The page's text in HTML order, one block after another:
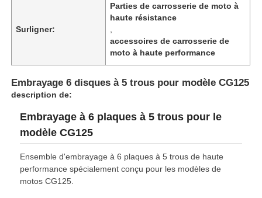
Surligner:
Parties de carrosserie de moto à
haute résistance
accessoires de carrosserie de
moto à haute performance
Embrayage 6 disques à 5 trous pour modèle CG125
description de:
Embrayage à 6 plaques à 5 trous pour le
modèle CG125
Ensemble d'embrayage à 6 plaques à 5 trous de haute
performance spécialement conçu pour les modèles de
motos CG125.